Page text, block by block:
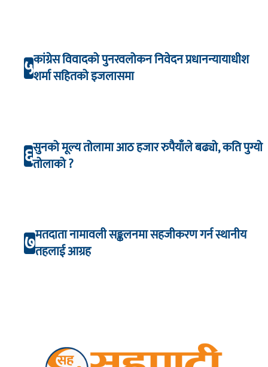
५कांग्रेस विवादको पुनरवलोकन निवेदन प्रधानन्यायाधीश
शर्मा सहितको इजलासमा
६सुनको मूल्य तोलामा आठ हजार रुपैयाँले बढ्यो, कति पुग्यो
तोलाको ?
७मतदाता नामावली सङ्कलनमा सहजीकरण गर्न स्थानीय
तहलाई आग्रह